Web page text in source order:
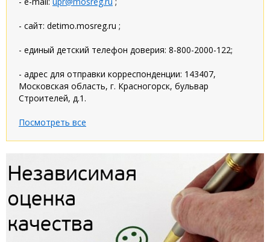
- сайт: detimo.mosreg.ru ;
- единый детский телефон доверия: 8-800-2000-122;
- адрес для отправки корреспонденции: 143407,
Московская область, г. Красногорск, бульвар
Строителей, д.1.
Посмотреть все